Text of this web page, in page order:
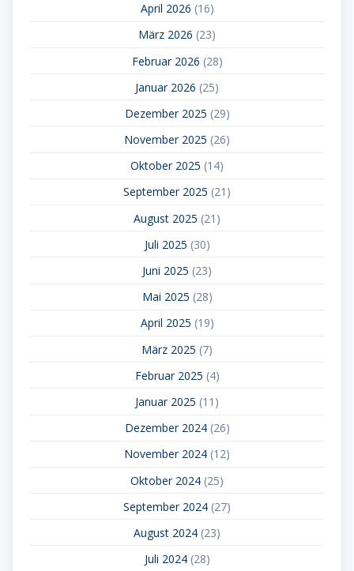
April 2026 (16)
März 2026 (23)
Februar 2026 (28)
Januar 2026 (25)
Dezember 2025 (29)
November 2025 (26)
Oktober 2025 (14)
September 2025 (21)
August 2025 (21)
Juli 2025 (30)
Juni 2025 (23)
Mai 2025 (28)
April 2025 (19)
März 2025 (7)
Februar 2025 (4)
Januar 2025 (11)
Dezember 2024(26)
November 2024 (12)
Oktober 2024 (25)
September 2024 (27)
August 2024 (23)
Juli 2024(28)